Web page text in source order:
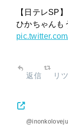
【日テレSP】
ひかちゃんも
返信 リ